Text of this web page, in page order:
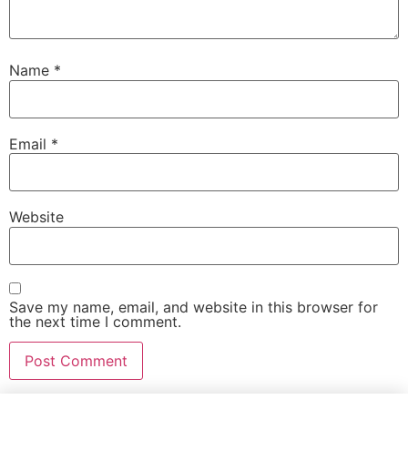
Name *
Email *
Website
Save my name, email, and website in this browser for
the next time I comment.